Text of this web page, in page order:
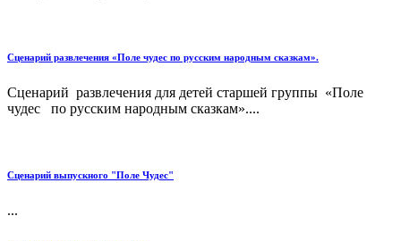
Сценарий развлечения «Поле чудес по русским народным сказкам».
Сценарий развлечения для детей старшей группы «Поле
чудес по русским народным сказкам»....
Сценарий выпускного "Поле Чудес"
...